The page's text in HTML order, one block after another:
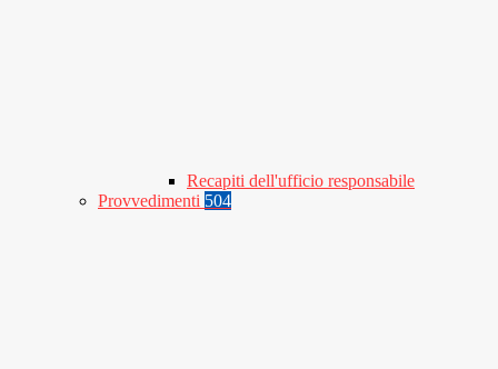
Recapiti dell'ufficio responsabile
Provvedimenti 504